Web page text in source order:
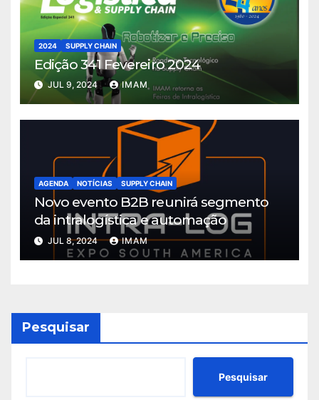
2024 SUPPLY CHAIN
Edição 341 Fevereiro 2024
JUL 9, 2024 IMAM
AGENDA NOTÍCIAS SUPPLY CHAIN
Novo evento B2B reunirá segmento
da intralogística e automação
JUL 8, 2024 IMAM
Pesquisar
Pesquisar